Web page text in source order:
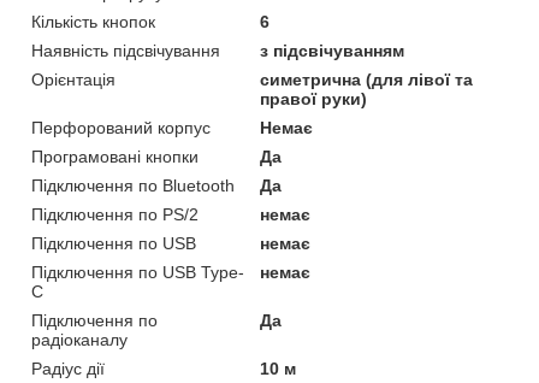
Кількість кнопок
6
Наявність підсвічування
з підсвічуванням
Орієнтація
симетрична (для лівої та
правої руки)
Перфорований корпус
Немає
Програмовані кнопки
Да
Підключення по Bluetooth
Да
Підключення по PS/2
немає
Підключення по USB
немає
Підключення по USB Type-
C
немає
Підключення по
радіоканалу
Да
Радіус дії
10 м